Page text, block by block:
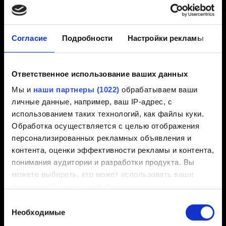
Согласие Подробности Настройки рекламы
Ответственное использование ваших данных
Мы и наши партнеры (1022) обрабатываем ваши
личные данные, например, ваш IP-адрес, с
использованием таких технологий, как файлы куки.
Обработка осуществляется с целью отображения
персонализированных рекламных объявления и
контента, оценки эффективности рекламы и контента,
понимания аудитории и разработки продукта. Вы
можете выбирать, кто может использовать ваши
Если вы разрешите, мы также хотели бы:
согласия
Необходимые
microSD
Создано 6 лет назад Обновлено 8 месяцев назад
использовать карту microSD классов A1 и V30 или
выше.
Нужна помощь?
Свяжитесь с нами